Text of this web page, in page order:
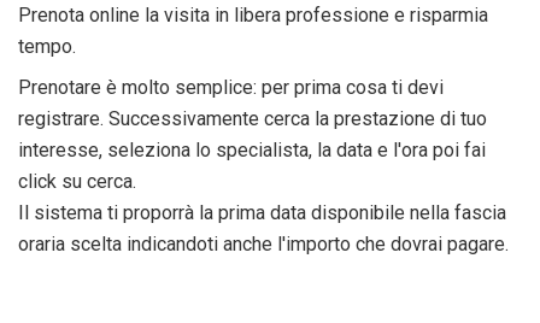
Prenota online la visita in libera professione e risparmia
tempo.
Prenotare è molto semplice: per prima cosa ti devi
registrare. Successivamente cerca la prestazione di tuo
interesse, seleziona lo specialista, la data e l'ora poi fai
click su cerca.
Il sistema ti proporrà la prima data disponibile nella fascia
oraria scelta indicandoti anche l'importo che dovrai pagare.